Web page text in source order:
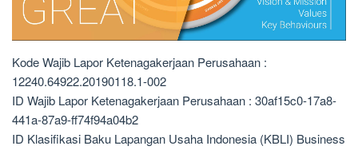
Kode Wajib Lapor Ketenagakerjaan Perusahaan :
12240.64922.20190118.1-002
ID Wajib Lapor Ketenagakerjaan Perusahaan : 30af15c0-17a8-
441a-87a9-ff74f94a04b2
ID Klasifikasi Baku Lapangan Usaha Indonesia (KBLI) Business